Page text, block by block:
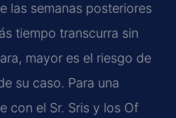
las semanas posteriores
tiempo transcurra sin
mayor es el riesgo de
su caso. Para una
con el Sr. Sris y los Of